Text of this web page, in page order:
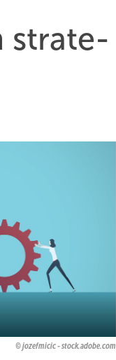
strate­
jozefmicic - stock.adobe.com